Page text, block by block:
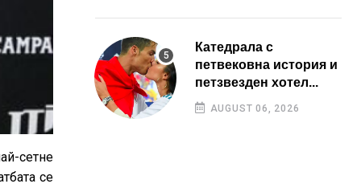
сетне
се
Катедрала с
петвековна история и
петзвезден хотел...
AUGUST 06, 2026